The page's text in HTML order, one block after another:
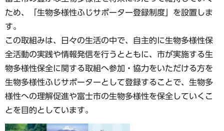
ため、「生物多様性ふじサポーター登録制度」を設置しま
す。
この取組みは、日々の生活の中で、自主的に生物多様性保
全活動の実践や情報発信を行うとともに、市が実施する生
物多様性保全に関する取組へ参加・協力をいただける方を
生物多様性ふじサポーターとして登録することで、生物多
様性への理解促進や富士市の生物多様性を保全していくこ
とを目的としています。